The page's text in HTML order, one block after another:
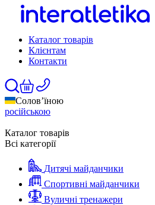
Каталог товарів
Клієнтам
Контакти
Солов’їною
російською
Каталог товарів
Всі категорії
Дитячі майданчики
Спортивні майданчики
Вуличні тренажери